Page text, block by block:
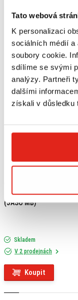
Tato webová
K personalizaci
sociálních médií a
soubory cookie.
sdílíme se svými
analýzy. Partneři
dalšími
získali v důsledku
HONDA ORIGINAL
(JASO MB)
Skladem
V 2 prodejnách
Koupit